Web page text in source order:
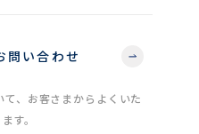
問い合わせ
、お客さまからよくいた
す。